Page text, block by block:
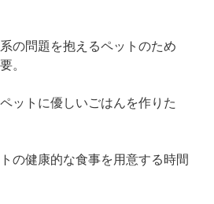
の問題を抱えるペットのため
。
ットに優しいごはんを作りた
の健康的な食事を用意する時間